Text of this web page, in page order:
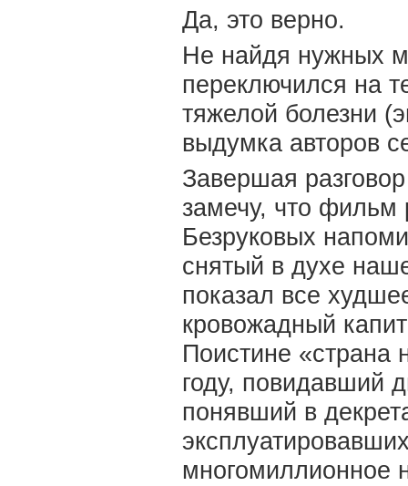
Да, это верно.
Не найдя нужных
переключился на
тяжелой болезни
выдумка авторов
Завершая
замечу, что фильм
Безруковых
снятый в духе
показал все
кровожадный
Поистине «страна
году, повидавший
понявший в
многомиллионное